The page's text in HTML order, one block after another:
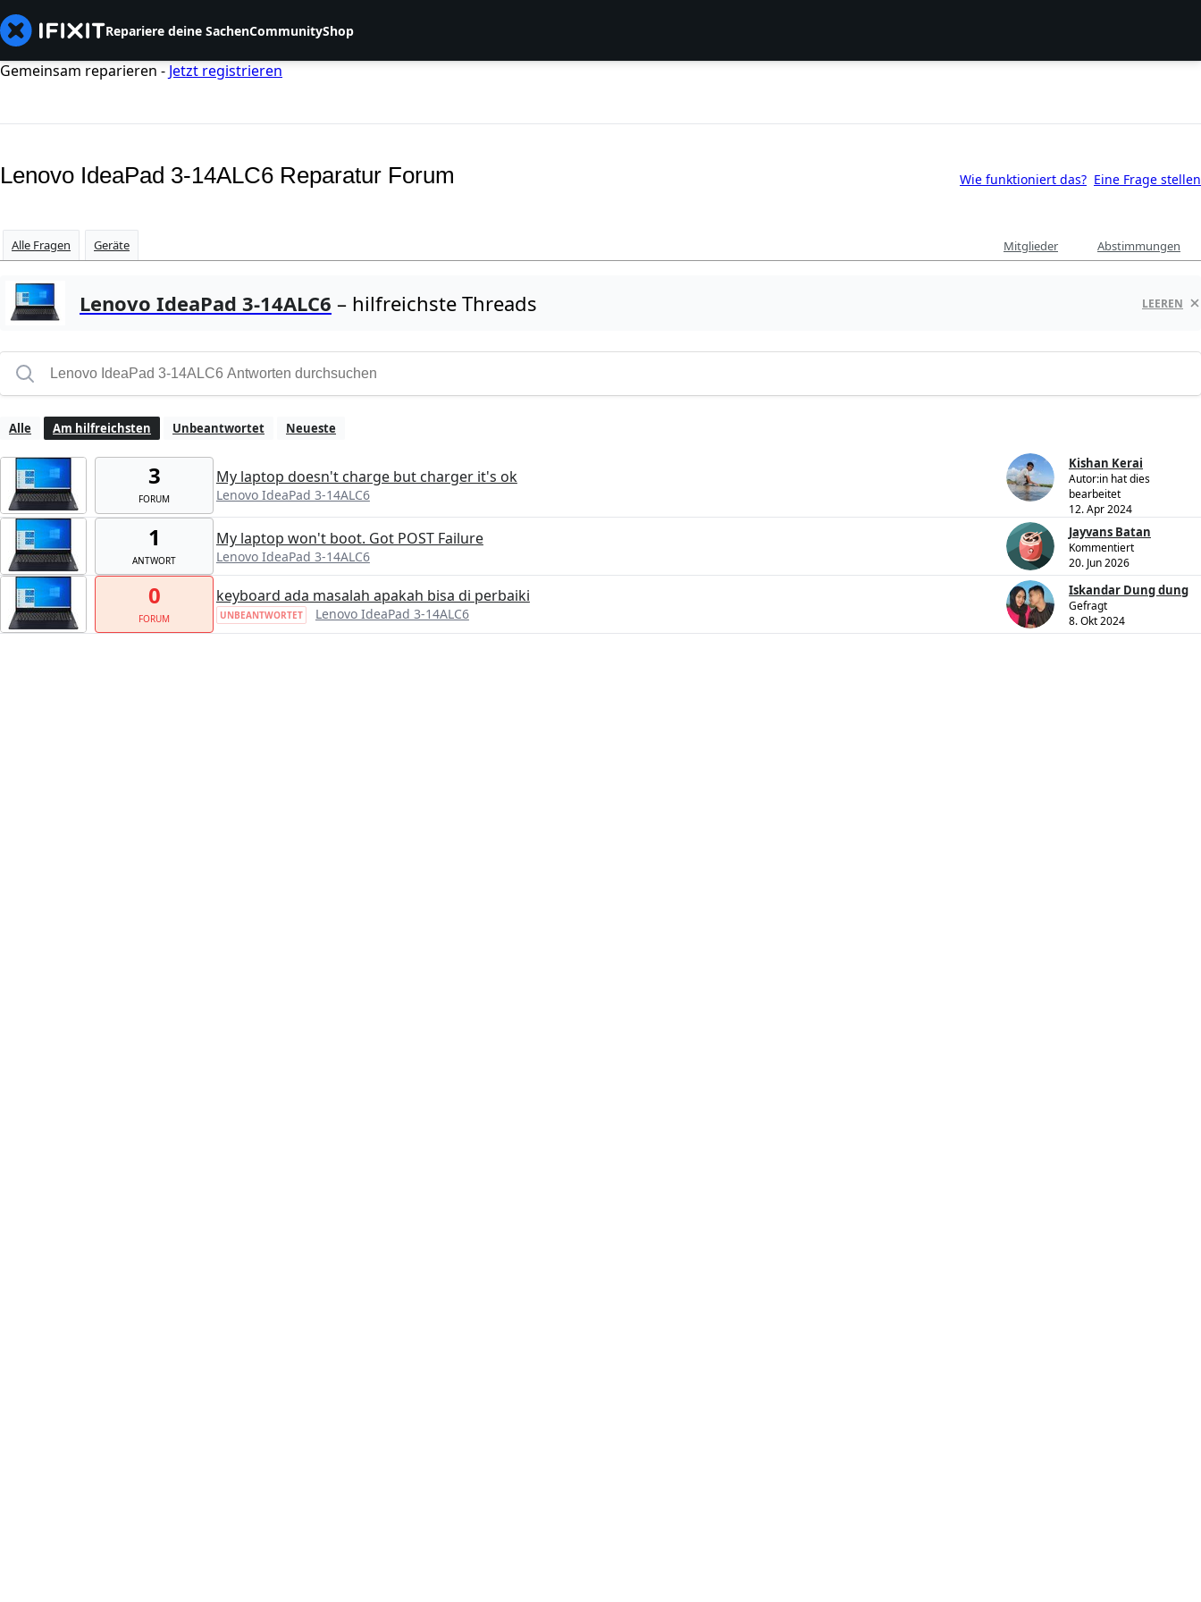
Repariere deine SachenCommunityShop
Gemeinsam reparieren - Jetzt registrieren
Lenovo IdeaPad 3-14ALC6 Reparatur Forum Wie funktioniert das? Eine Frage stellen
Alle Fragen Geräte Mitglieder Abstimmungen
Lenovo IdeaPad 3-14ALC6 – hilfreichste Threads LEEREN
Alle Am hilfreichsten Unbeantwortet Neueste
3
FORUM
My laptop doesn't charge but charger it's ok
Lenovo IdeaPad 3-14ALC6
Kishan Kerai
Autor:in hat dies
bearbeitet
12. Apr 2024
1
ANTWORT
My laptop won't boot. Got POST Failure
Lenovo IdeaPad 3-14ALC6
Jayvans Batan
Kommentiert
20. Jun 2026
0
FORUM
keyboard ada masalah apakah bisa di perbaiki
UNBEANTWORTET Lenovo IdeaPad 3-14ALC6
Iskandar Dung dung
Gefragt
8. Okt 2024